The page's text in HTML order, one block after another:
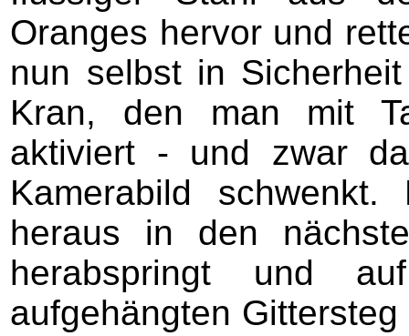
Oranges hervor und
nun selbst in
Kran, den man mit
aktiviert - und zwar
Kamerabild
heraus in den
herabspringt und
aufgehängten